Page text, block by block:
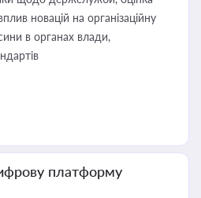
новацій на організаційну
в органах влади,
платформу